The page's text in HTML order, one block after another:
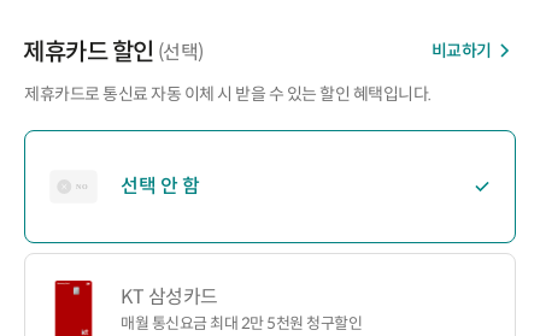
제휴카드 할인 (선택) 비교하기
제휴카드로 통신료 자동 이체 시 받을 수 있는 할인 혜택입니다.
선택 안 함
KT 삼성카드
매월 통신요금 최대 2만 5천원 청구할인